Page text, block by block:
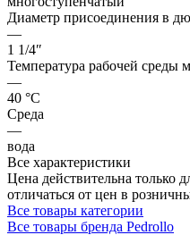
Диаметр присоединения в
—
1 1/4″
Температура рабочей среды
—
40 °С
Среда
—
вода
Все характеристики
Цена действительна только
отличаться от цен в
Все товары категории
Все товары бренда Pedrollo